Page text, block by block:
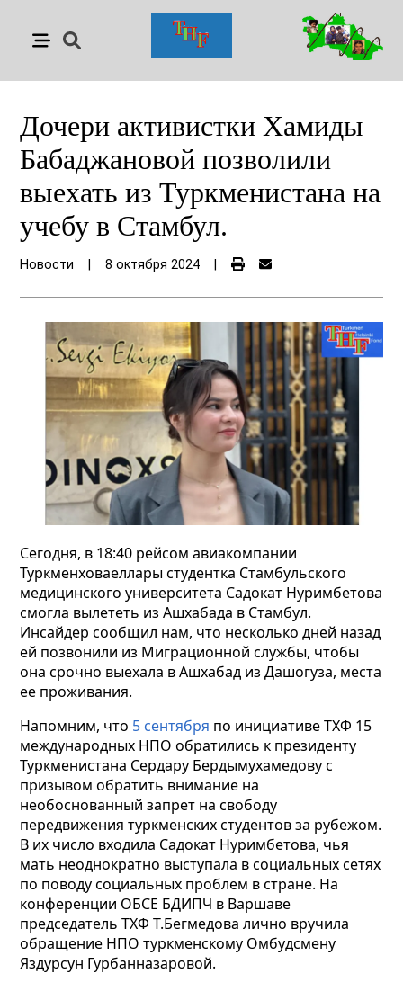
Дочери активистки Хамиды
Бабаджановой позволили
выехать из Туркменистана на
учебу в Стамбул.
Новости 8 октября 2024
Сегодня, в 18:40 рейсом авиакомпании
Туркменховаеллары студентка Стамбульского
медицинского университета Садокат Нуримбетова
смогла вылетeть из Ашхабада в Стамбул.
Инсайдер сообщил нам, что несколько дней назад
ей позвонили из Миграционной службы, чтобы
она срочно выехала в Ашхабад из Дашогуза, места
ее проживания.
Напомним, что 5 сентября по инициативе ТХФ 15
международных НПО обратились к президенту
Туркменистана Сердару Бердымухамедову с
призывом обратить внимание на
необоснованный запрет на свободу
передвижения туркменских студентов за рубежом.
В их число входила Садокат Нуримбетова, чья
мать неоднократно выступала в социальных сетях
по поводу социальных проблем в стране. На
конференции ОБСЕ БДИПЧ в Варшаве
председатель ТХФ Т.Бегмедова лично вручила
обращение НПО туркменскому Омбудсмену
Яздурсун Гурбанназаровой.